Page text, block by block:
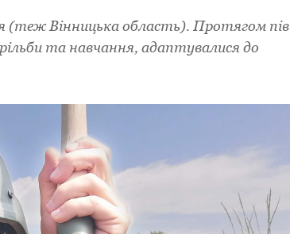
(теж Вінницька область). Протягом пів
та навчання, адаптувалися до